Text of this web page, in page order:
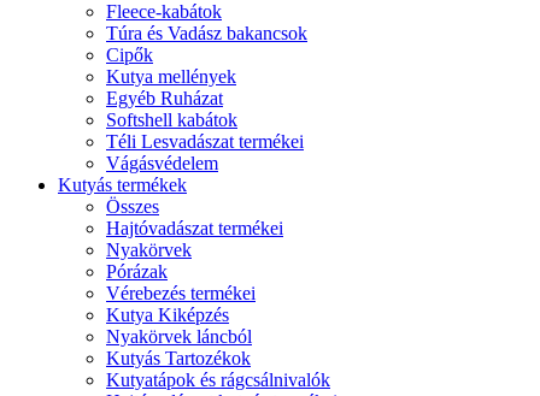
Fleece-kabátok
Túra és Vadász bakancsok
Cipők
Kutya mellények
Egyéb Ruházat
Softshell kabátok
Téli Lesvadászat termékei
Vágásvédelem
Kutyás termékek
Összes
Hajtóvadászat termékei
Nyakörvek
Pórázak
Vérebezés termékei
Kutya Kiképzés
Nyakörvek láncból
Kutyás Tartozékok
Kutyatápok és rágcsálnivalók